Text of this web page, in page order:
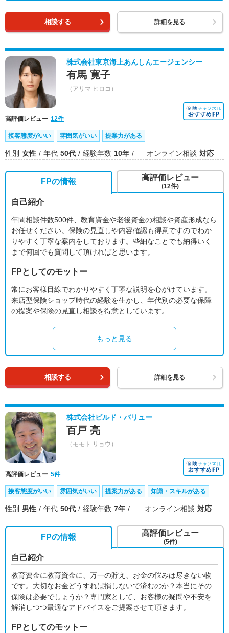
相談する 詳細を見る
株式会社東京海上あんしんエージェンシー
有馬 寛子
（アリマ ヒロコ）
高評価レビュー 12件
接客態度がいい 雰囲気がいい 提案力がある
性別 女性 年代 50代 経験年数 10年 オンライン相談 対応
FPの情報
自己紹介
年間相談件数500件、教育資金や老後資金の相談や資産形成なら
お任せください。保険の見直しや内容確認も得意ですのでわか
りやすく丁寧な案内をしております。些細なことでも納得いく
まで何回でも質問して頂ければと思います。
FPとしてのモットー
常にお客様目線でわかりやすく丁寧な説明を心がけています。
来店型保険ショップ時代の経験を生かし、年代別の必要な保障
の提案や保険の見直し相談を得意としています。
もっと見る
高評価レビュー
(12件)
相談する 詳細を見る
株式会社ビルド・バリュー
百戸 亮
（モモト リョウ）
高評価レビュー 5件
接客態度がいい 雰囲気がいい 提案力がある 知識・スキルがある
性別 男性 年代 50代 経験年数 7年 オンライン相談 対応
FPの情報
自己紹介
教育資金に教育資金に、万一の貯え、お金の悩みは尽きない物
です。大切なお金どうすれば損しないで済むのか？本当にその
保険は必要でしょうか？専門家として、お客様の疑問や不安を
解消しつつ最適なアドバイスをご提案させて頂きます。
FPとしてのモットー
高評価レビュー
(5件)